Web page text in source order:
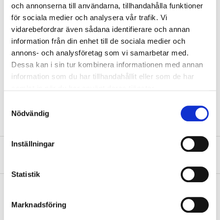
och annonserna till användarna, tillhandahålla funktioner
för sociala medier och analysera vår trafik. Vi
vidarebefordrar även sådana identifierare och annan
information från din enhet till de sociala medier och
annons- och analysföretag som vi samarbetar med.
Dessa kan i sin tur kombinera informationen med annan
information som du har tillhandahållit eller som de har
Nödvändig
Inställningar
Statistik
Marknadsföring
Energy class
E
Dimmable
Diameter
60 mm
Height
106 mm
Switching cycles
100000 ON/OFF